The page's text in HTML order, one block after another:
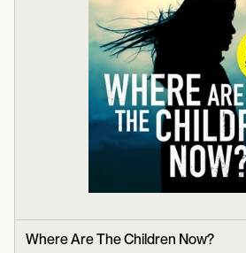
Where Are The Children Now?